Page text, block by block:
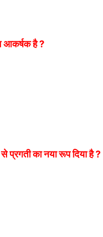
आकर्षक है ?
प्रगती का नया रूप दिया है ?